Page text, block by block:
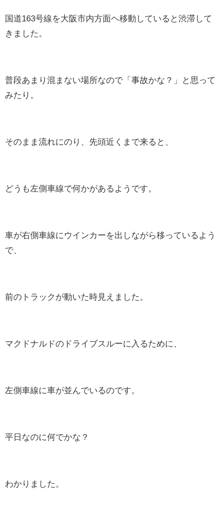
国道163号線を大阪市内方面ヘ移動していると渋滞して
きました。
普段あまり混まない場所なので「事故かな？」と思って
みたり。
そのまま流れにのり、先頭近くまで来ると、
どうも左側車線で何かがあるようです。
車が右側車線にウインカーを出しながら移っているよう
で、
前のトラックが動いた時見えました。
マクドナルドのドライブスルーに入るために、
左側車線に車が並んでいるのです。
平日なのに何でかな？
わかりました。